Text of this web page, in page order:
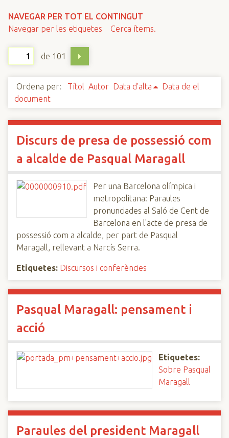
NAVEGAR PER TOT EL CONTINGUT
Navegar per les etiquetes
Cerca ítems.
de 101
Ordena per: Títol Autor Data d'alta
Data de el
document
Discurs de presa de possessió com
a alcalde de Pasqual Maragall
Per una Barcelona olímpica i
metropolitana: Paraules
pronunciades al Saló de Cent de
Barcelona en l'acte de presa de
possessió com a alcalde, per part de Pasqual
Maragall, rellevant a Narcís Serra.
Etiquetes: Discursos i conferències
Pasqual Maragall: pensament i
acció
Etiquetes:
Sobre Pasqual
Maragall
Paraules del president Maragall